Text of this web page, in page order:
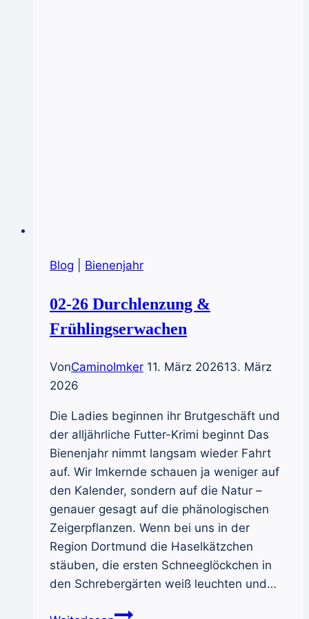
Blog Bienenjahr
02-26 Durchlenzung &
Frühlingserwachen
VonCaminoImker 11. März 202613. März
2026
Die Ladies beginnen ihr Brutgeschäft und
der alljährliche Futter-Krimi beginnt Das
Bienenjahr nimmt langsam wieder Fahrt
auf. Wir Imkernde schauen ja weniger auf
den Kalender, sondern auf die Natur –
genauer gesagt auf die phänologischen
Zeigerpflanzen. Wenn bei uns in der
Region Dortmund die Haselkätzchen
stäuben, die ersten Schneeglöckchen in
den Schrebergärten weiß leuchten und…
02-